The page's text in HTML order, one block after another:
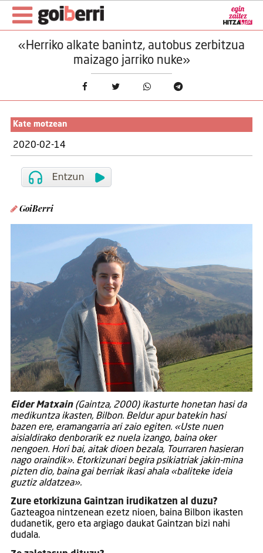
«Herriko alkate banintz, autobus zerbitzua
maizago jarriko nuke»
Kate motzean
2020-02-14
GoiBerri
Eider Matxain(Gaintza, 2000) ikasturte honetan hasi da
medikuntza ikasten, Bilbon. Beldur apur batekin hasi
bazen ere, eramangarria ari zaio egiten. «Uste nuen
aisialdirako denborarik ez nuela izango, baina oker
nengoen. Hori bai, aitak dioen bezala, Tourraren hasieran
nago oraindik». Etorkizunari begira psikiatriak jakin-mina
pizten dio, baina gai berriak ikasi ahala «baliteke ideia
guztiz aldatzea».
Zure etorkizuna Gaintzan irudikatzen al duzu?
Gazteagoa nintzenean ezetz nioen, baina Bilbon ikasten
dudanetik, gero eta argiago daukat Gaintzan bizi nahi
dudala.